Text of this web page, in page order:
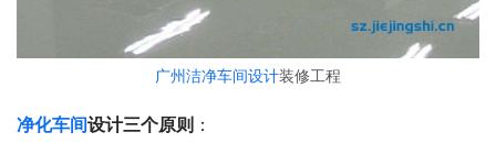
广州洁净车间设计装修工程
净化车间设计三个原则 ：